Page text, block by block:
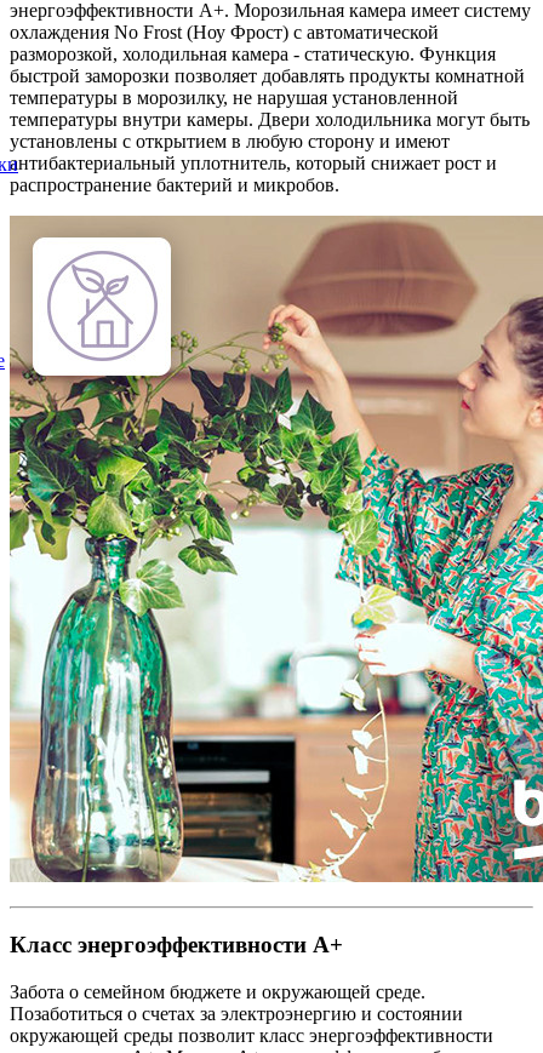
энергоэффективности А+. Морозильная камера имеет систему
охлаждения No Frost (Ноу Фрост) с автоматической
разморозкой, холодильная камера - статическую. Функция
быстрой заморозки позволяет добавлять продукты комнатной
температуры в морозилку, не нарушая установленной
температуры внутри камеры. Двери холодильника могут быть
установлены с открытием в любую сторону и имеют
антибактериальный уплотнитель, который снижает рост и
распространение бактерий и микробов.
Класс энергоэффективности А+
Забота о семейном бюджете и окружающей среде.
Позаботиться о счетах за электроэнергию и состоянии
окружающей среды позволит класс энергоэффективности